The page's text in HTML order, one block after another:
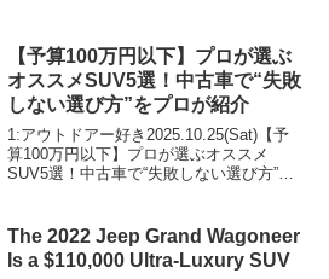
【予算100万円以下】プロが選ぶ
オススメSUV5選！中古車で“失敗
しない選び方”をプロが紹介
1:アウトドアー好き2025.10.25(Sat)【予
算100万円以下】プロが選ぶオススメ
SUV5選！中古車で“失敗しない選び方”を
2025.10.25(S...
The 2022 Jeep Grand Wagoneer
Is a $110,000 Ultra-Luxury SUV